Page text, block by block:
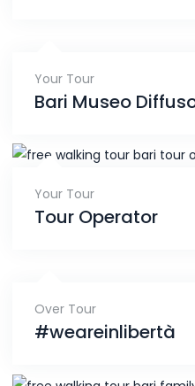
Your Tour
Bari Museo
Your Tour
Tour Operator
Over Tour
#weareinlibertà